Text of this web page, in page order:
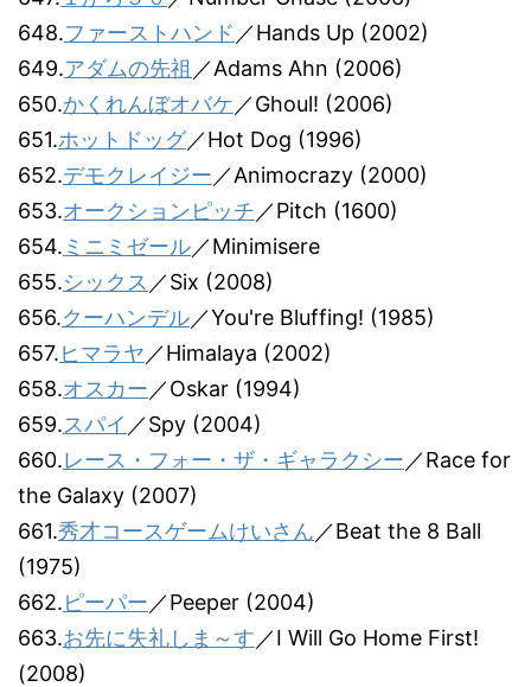
648.ファーストハンド ／Hands Up (2002)
649.アダムの先祖 ／Adams Ahn (2006)
650.かくれんぼオバケ ／Ghoul! (2006)
651.ホットドッグ／Hot Dog (1996)
652.デモクレイジー ／Animocrazy (2000)
653.オークションピッチ ／Pitch (1600)
654. ミニミゼール／Minimisere
655.シックス ／Six (2008)
656.クーハンデル／You're Bluffing! (1985)
657.ヒマラヤ ／Himalaya (2002)
658.オスカー ／Oskar (1994)
659.スパイ ／Spy (2004)
660.レース・フォー・ザ・ギャラクシー ／Race for
the Galaxy (2007)
661.秀才コースゲームけいさん ／Beat the 8 Ball
(1975)
662.ピーパー ／Peeper (2004)
663.お先に失礼しま～す ／I Will Go Home First!
(2008)